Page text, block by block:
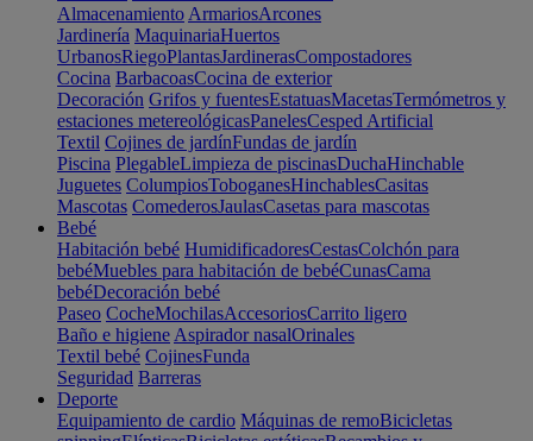
Almacenamiento ArmariosArcones
Jardinería MaquinariaHuertos
UrbanosRiegoPlantasJardinerasCompostadores
Cocina BarbacoasCocina de exterior
Decoración Grifos y fuentesEstatuasMacetasTermómetros y
estaciones metereológicasPanelesCesped Artificial
Textil Cojines de jardínFundas de jardín
Piscina PlegableLimpieza de piscinasDuchaHinchable
Juguetes ColumpiosToboganesHinchablesCasitas
Mascotas ComederosJaulasCasetas para mascotas
Bebé
Habitación bebé HumidificadoresCestasColchón para
bebéMuebles para habitación de bebéCunasCama
bebéDecoración bebé
Paseo CocheMochilasAccesoriosCarrito ligero
Baño e higiene Aspirador nasalOrinales
Textil bebé CojinesFunda
Seguridad Barreras
Deporte
Equipamiento de cardio Máquinas de remoBicicletas